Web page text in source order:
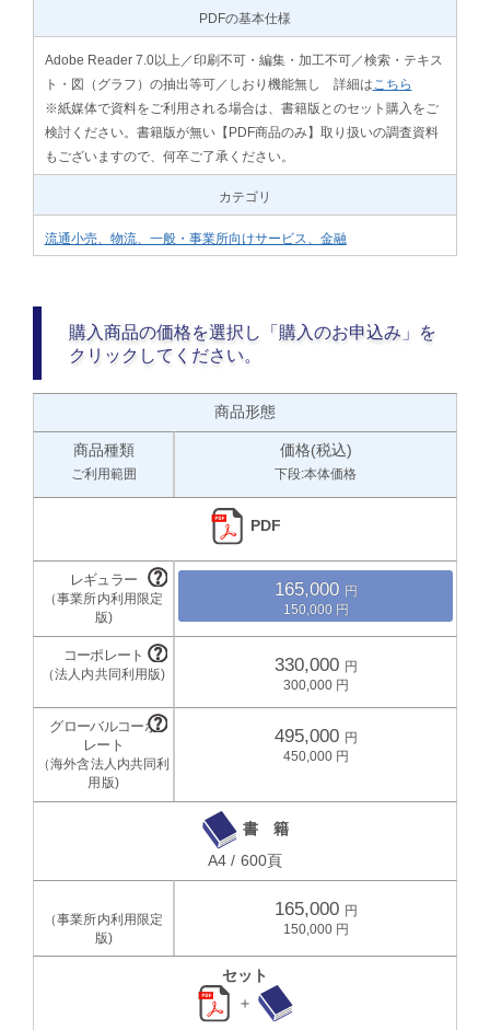
PDFの基本仕様
Adobe Reader 7.0以上／印刷不可・編集・加工不可／検索・テキス
ト・図（グラフ）の抽出等可／しおり機能無し 詳細は こちら
※紙媒体で資料をご利用される場合は、書籍版とのセット購入をご
検討ください。書籍版が無い【PDF商品のみ】取り扱いの調査資料
もございますので、何卒ご了承ください。
カテゴリ
流通小売、物流、一般・事業所向けサービス、金融
購入商品の価格を選択し「購入のお申込み」を
クリックしてください。
商品形態
商品種類
ご利用範囲
価格(税込)
下段:本体価格
PDF
165,000
150,000
330,000
300,000
495,000
450,000
書 籍
A4 / 600頁
165,000
150,000
セット
＋